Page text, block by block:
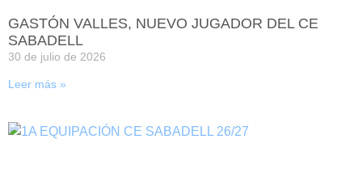
GASTÓN VALLES, NUEVO JUGADOR DEL CE
SABADELL
30 de julio de 2026
Leer más »